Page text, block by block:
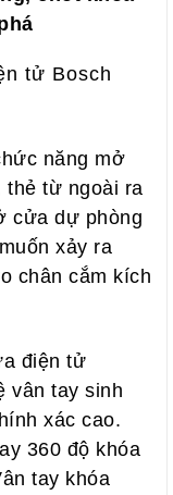
tử Bosch
năng mở
thẻ từ ngoài ra
cửa dự phòng
xảy ra
chân cắm kích
điện tử
vân tay sinh
xác cao.
360 độ khóa
tay khóa